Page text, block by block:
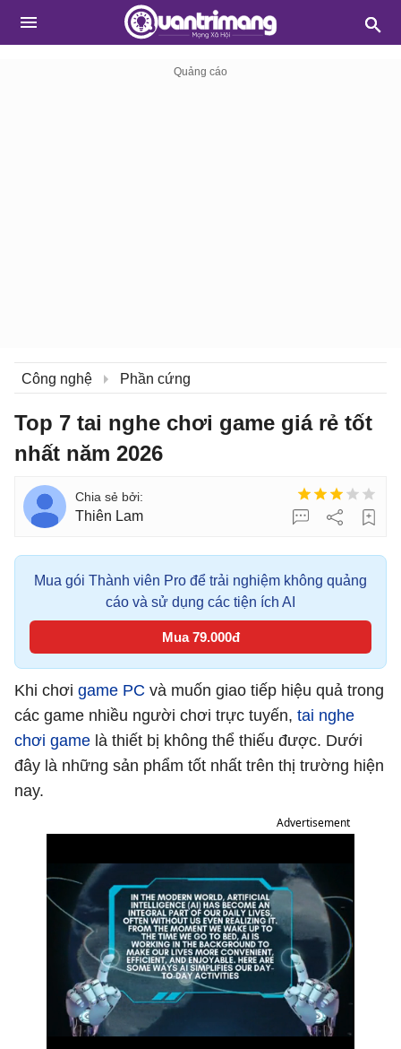
Công nghệ Phần cứng
Top 7 tai nghe chơi game giá rẻ tốt
nhất năm 2026
Thiên Lam
Mua gói Thành viên Pro để trải nghiệm không quảng
cáo và sử dụng các tiện ích AI
Mua 79.000đ
Khi chơi game PC và muốn giao tiếp hiệu quả trong
các game nhiều người chơi trực tuyến, tai nghe
chơi game là thiết bị không thể thiếu được. Dưới
đây là những sản phẩm tốt nhất trên thị trường hiện
nay.
Advertisement